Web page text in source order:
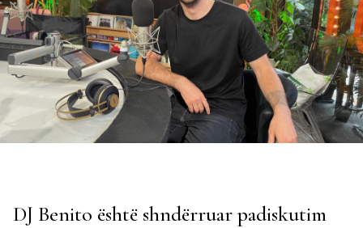
DJ Benito është shndërruar padiskutim